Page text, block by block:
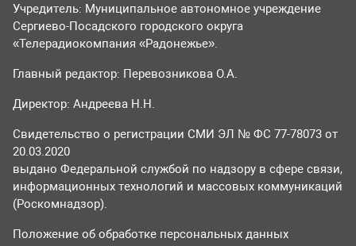
Учредитель: Муниципальное автономное учреждение
Сергиево-Посадского городского округа
«Телерадиокомпания «Радонежье».
Главный редактор: Перевозникова О.А.
Директор: Андреева Н.Н.
Свидетельство о регистрации СМИ ЭЛ № ФС 77-78073 от
20.03.2020
выдано Федеральной службой по надзору в сфере связи,
информационных технологий и массовых коммуникаций
(Роскомнадзор).
Положение об обработке персональных данных